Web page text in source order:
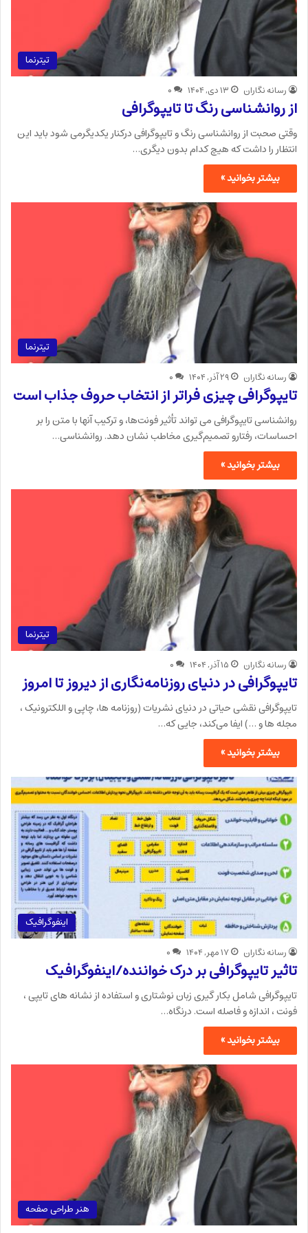
تیترنما
رسانه نگاران ۱۳ دی, ۱۴۰۴ ۰
از روانشناسی رنگ تا تایپوگرافی
وقتی صحبت از روانشناسی رنگ و تایپوگرافی درکنار یکدیگرمی شود باید این
انتظار را داشت که هیچ کدام بدون دیگری…
بیشتر بخوانید »
تیترنما
رسانه نگاران ۲۹ آذر, ۱۴۰۴ ۰
تایپوگرافی چیزی فراتر از انتخاب حروف جذاب است
روانشناسی تایپوگرافی می تواند تأثیر فونت‌ها، و ترکیب آنها با متن را بر
احساسات، رفتارو تصمیم‌گیری مخاطب نشان دهد. روانشناسی…
بیشتر بخوانید »
تیترنما
رسانه نگاران ۱۵ آذر, ۱۴۰۴ ۰
تایپوگرافی در دنیای روزنامه‌نگاری از دیروز تا امروز
تایپوگرافی نقشی حیاتی در دنیای نشریات (روزنامه ها، چاپی و اللکترونیک ،
مجله ها و …) ایفا می‌کند، جایی که…
بیشتر بخوانید »
اینفوگرافیک
رسانه نگاران ۱۷ مهر, ۱۴۰۴ ۰
تاثیر تایپوگرافی بر درک خواننده/اینفوگرافیک
تایپوگرافی شامل بکار گیری زبان نوشتاری و استفاده از نشانه های تایپی ،
فونت ، اندازه و فاصله است. درنگاه…
بیشتر بخوانید »
هنر طراحی صفحه